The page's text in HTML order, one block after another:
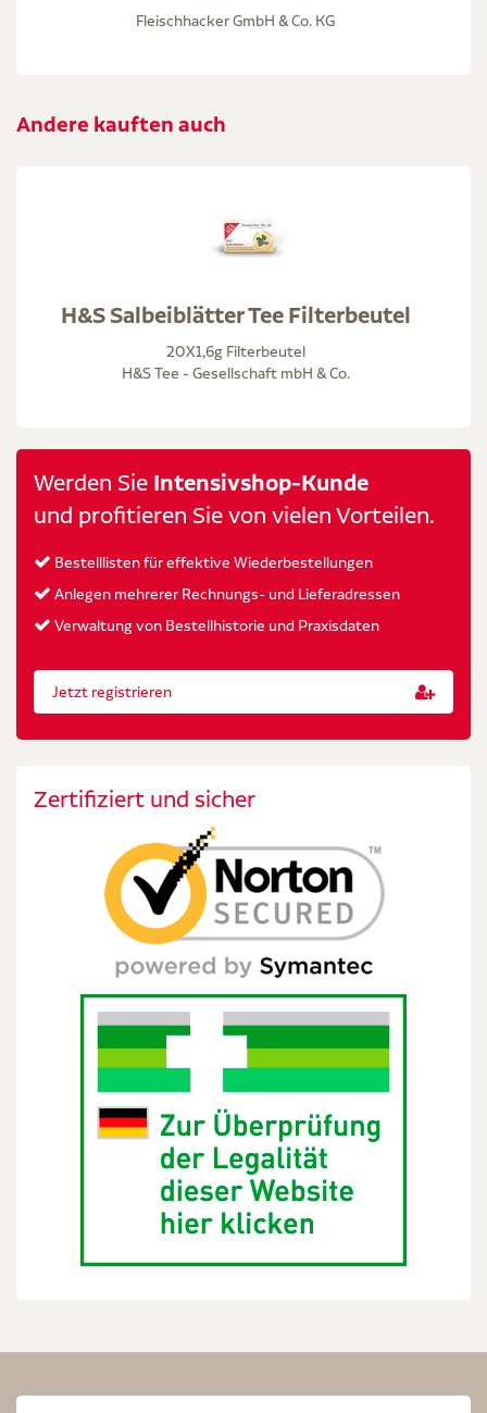
Fleischhacker GmbH & Co. KG
Andere kauften auch
H&S Salbeiblätter Tee Filterbeutel
20X1,6g Filterbeutel
H&S Tee - Gesellschaft mbH & Co.
Werden Sie Intensivshop-Kunde
und profitieren Sie von vielen Vorteilen.
Bestelllisten für effektive Wiederbestellungen
Anlegen mehrerer Rechnungs- und Lieferadressen
Verwaltung von Bestellhistorie und Praxisdaten
Jetzt registrieren
Zertifiziert und sicher